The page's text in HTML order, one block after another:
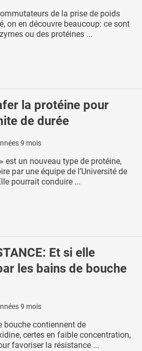
de la prise de poids
on en découvre beaucoup: ce sont
ou des protéines ...
la protéine pour
de durée
9 mois
est un nouveau type de protéine,
par une équipe de l’Université de
pourrait conduire ...
Et si elle
les bains de bouche
9 mois
bouche contiennent de
certes en faible concentration,
favoriser la résistance ...